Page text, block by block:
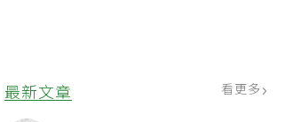
最新文章 看更多